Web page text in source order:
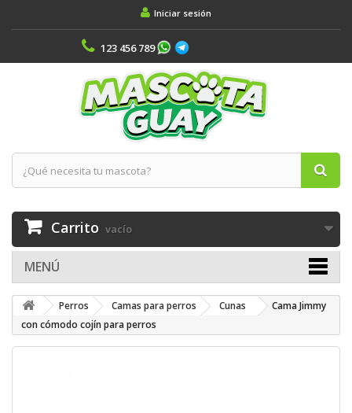
Iniciar sesión
123 456 789
Carrito vacío
MENÚ
Perros Camas para perros Cunas
Cama Jimmy
con cómodo cojín para perros